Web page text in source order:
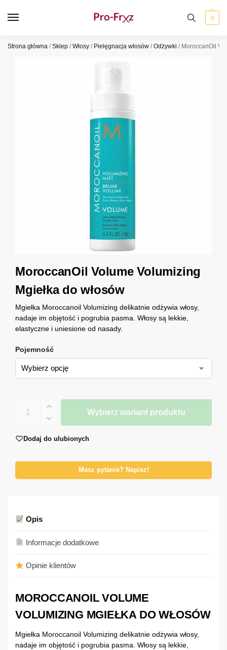
0
Strona główna /Sklep /Włosy / Pielęgnacja włosów /Odżywki / MoroccanOil
MoroccanOil Volume Volumizing
Mgiełka do włosów
Mgiełka Moroccanoil Volumizing delikatnie odżywia włosy,
nadaje im objętość i pogrubia pasma. Włosy są lekkie,
elastyczne i uniesione od nasady.
Pojemność
Wybierz wariant produktu
Dodaj do ulubionych
Masz pytanie? Napisz!
Opis
Informacje dodatkowe
Opinie klientów
MOROCCANOIL VOLUME
VOLUMIZING MGIEŁKA DO WŁOSÓW
Mgiełka Moroccanoil Volumizing delikatnie odżywia włosy,
nadaje im objętość i pogrubia pasma. Włosy są lekkie,